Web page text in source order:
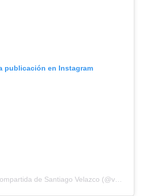
publicación en Instagram
Una publicación compartida de Santiago Velazco (@velazco76)